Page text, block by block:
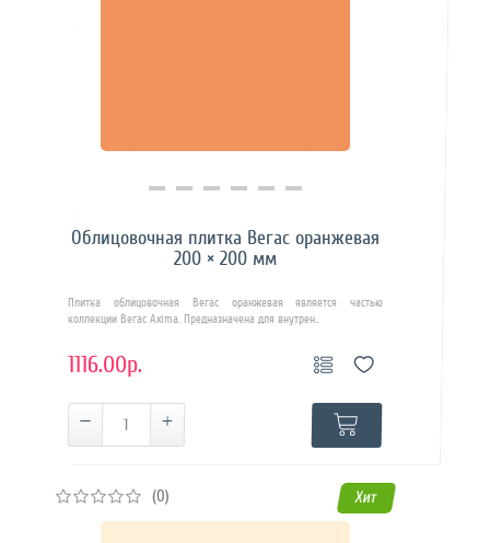
Купить в 1 клик
Облицовочная плитка Вегас оранжевая
200 × 200 мм
Плитка облицовочная Вегас оранжевая является частью
коллекции Вегас Axima. Предназначена для внутрен..
1116.00р.
(0) Хит